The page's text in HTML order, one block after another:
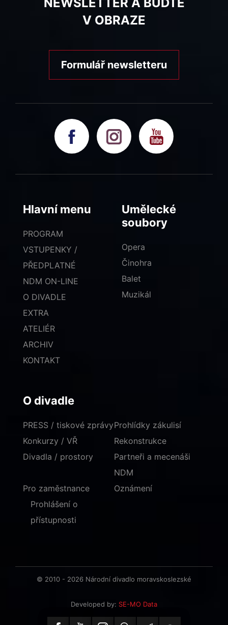
V OBRAZE
Formulář newsletteru
Hlavní menu
PROGRAM
VSTUPENKY /
PŘEDPLATNÉ
NDM ON-LINE
O DIVADLE
EXTRA
ATELIÉR
ARCHIV
KONTAKT
Umělecké
soubory
Opera
Činohra
Balet
Muzikál
O divadle
PRESS / tiskové zprávy
Konkurzy / VŘ
Divadla / prostory
Prohlídky zákulisí
Rekonstrukce
Partneři a mecenáši
NDM
Pro zaměstnance
Oznámení
Prohlášení o
přístupnosti
© 2010 - 2026 Národní divadlo moravskoslezské
Developed by: SE-MO Data